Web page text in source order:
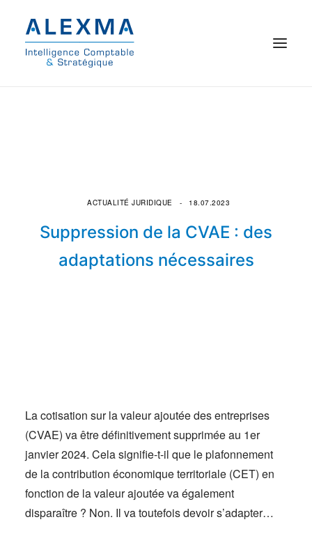
Commissariat aux comptes
On parle de nous
© 2021 Alexma
Suppression de la CVAE : des
adaptations nécessaires
18.07.2023
ACTUALITÉ JURIDIQUE
La cotisation sur la valeur ajoutée des entreprises
(CVAE) va être définitivement supprimée au 1er
janvier 2024. Cela signifie-t-il que le plafonnement
de la contribution économique territoriale (CET) en
fonction de la valeur ajoutée va également
disparaître ? Non. Il va toutefois devoir s’adapter…